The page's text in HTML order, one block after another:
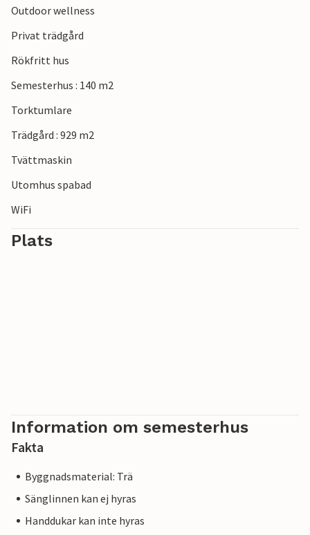
Outdoor wellness
Privat trädgård
Rökfritt hus
Semesterhus : 140 m2
Torktumlare
Trädgård : 929 m2
Tvättmaskin
Utomhus spabad
WiFi
Plats
Information om semesterhus
Fakta
Byggnadsmaterial: Trä
Sänglinnen kan ej hyras
Handdukar kan inte hyras